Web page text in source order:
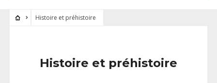
Histoire et préhistoire
Histoire et préhistoire